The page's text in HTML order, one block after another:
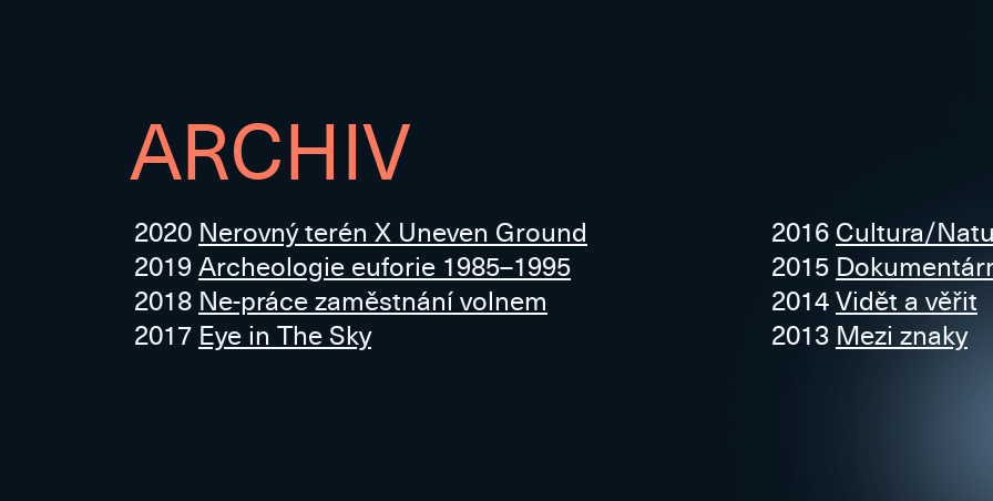
ARCHIV
2020 Nerovný terén X Uneven Ground
2019Archeologie euforie 1985–1995
2018 Ne-práce zaměstnání volnem
2017 Eye in The Sky
2016 Cultura/
2015
2014Vidět a věřit
2013 Mezi znaky